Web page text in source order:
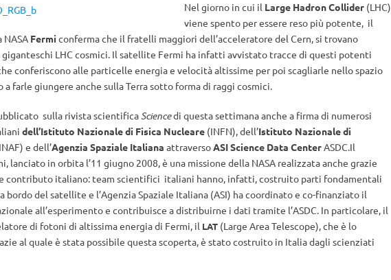
Nel giorno in cui il Large Hadron Collider(LHC)
viene spento per essere reso più potente, il
Fermi conferma che il fratelli maggiori dell’acceleratore del Cern, si trovano
giganteschi LHC cosmici. Il satellite Fermi ha infatti avvistato tracce di questi potenti
conferiscono alle particelle energia e velocità altissime per poi scagliarle nello spazio
a farle giungere anche sulla Terra sotto forma di raggi cosmici.
sulla rivista scientificaSciencedi questa settimana anche a firma di numerosi
dell’Istituto Nazionale di Fisica Nucleare(INFN), dell’Istituto Nazionale di
e dell’Agenzia Spaziale Italiana attraversoASI Science Data CenterASDC.Il
lanciato in orbita l’11 giugno 2008, è una missione della NASA realizzata anche grazie
contributo italiano: team scientifici italiani hanno, infatti, costruito parti fondamentali
bordo del satellite e l’Agenzia Spaziale Italiana (ASI) ha coordinato e co-finanziato il
all’esperimento e contribuisce a distribuirne i dati tramite l’ASDC. In particolare, il
di fotoni di altissima energia di Fermi, il LAT(Large Area Telescope), che è lo
al quale è stata possibile questa scoperta, è stato costruito in Italia dagli scienziati